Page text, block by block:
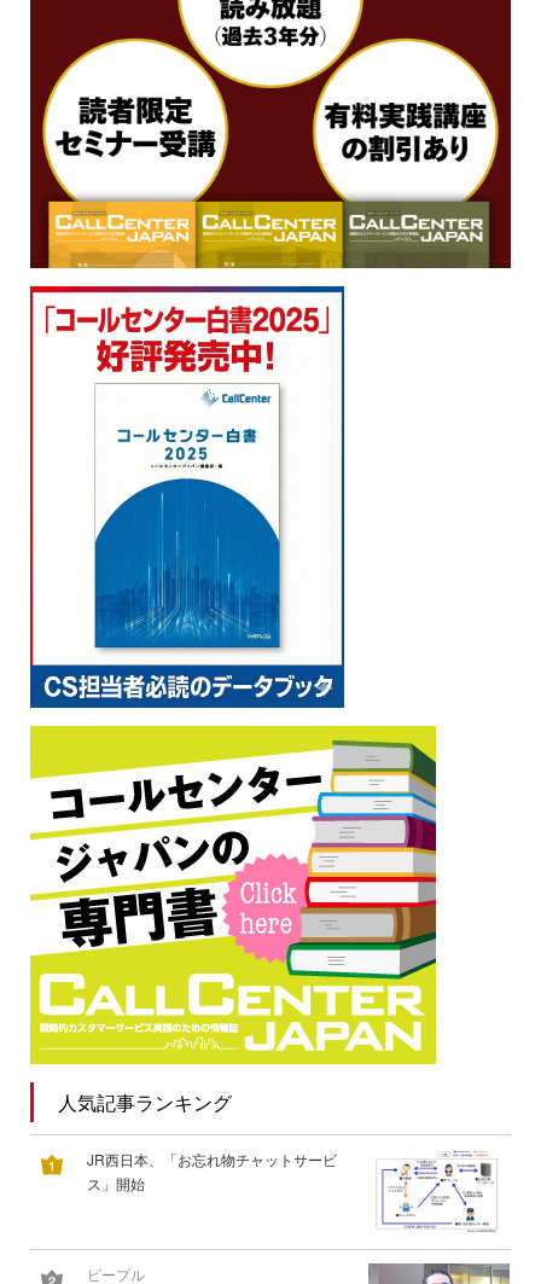
人気記事ランキング
JR西日本、「お忘れ物チャットサービ
ス」開始
ピープル